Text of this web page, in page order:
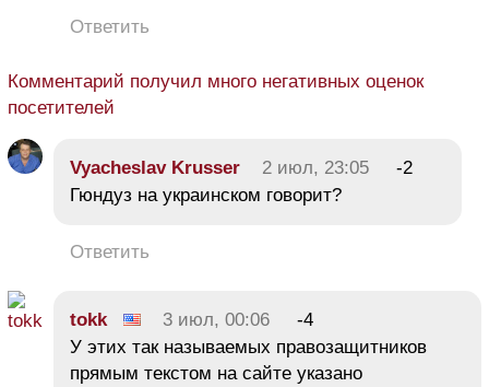
Ответить
Комментарий получил много негативных оценок
посетителей
Vyacheslav Krusser 2 июл, 23:05
-2
Гюндуз на украинском говорит?
Ответить
tokk 3 июл, 00:06
-4
У этих так называемых правозащитников
прямым текстом на сайте указано